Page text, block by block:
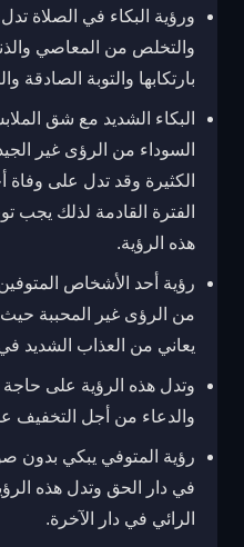
ورؤية البكاء في الصلاة
والتخلص من المعاصي
بارتكابها والتوبة الصادقة
البكاء الشديد مع شق
السوداء من الرؤى غير
الكثيرة وقد تدل على وفاة
الفترة القادمة لذلك يجب
هذه الرؤية.
رؤية أحد الأشخاص
من الرؤى غير المحببة حيث
يعاني من العذاب الشديد
وتدل هذه الرؤية على
والدعاء من أجل التخفيف
رؤية المتوفي يبكي بدون
في دار الحق وتدل هذه
الرائي في دار الآخرة.